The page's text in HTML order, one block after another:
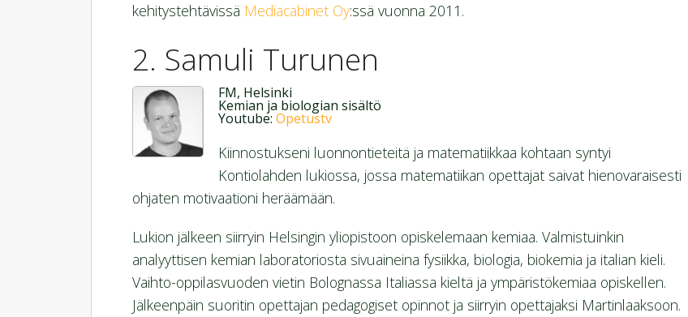
kehitystehtävissä Mediacabinet Oy:ssä vuonna 2011.
Samuli Turunen
FM, Helsinki
Kemian ja biologian sisältö
Youtube: Opetustv
Kiinnostukseni luonnontieteitä ja matematiikkaa kohtaan syntyi
Kontiolahden lukiossa, jossa matematiikan opettajat saivat hienovaraisesti
ohjaten motivaationi heräämään.
Lukion jälkeen siirryin Helsingin yliopistoon opiskelemaan kemiaa. Valmistuinkin
analyyttisen kemian laboratoriosta sivuaineina fysiikka, biologia, biokemia ja italian kieli.
Vaihto-oppilasvuoden vietin Bolognassa Italiassa kieltä ja ympäristökemiaa opiskellen.
Jälkeenpäin suoritin opettajan pedagogiset opinnot ja siirryin opettajaksi Martinlaaksoon.